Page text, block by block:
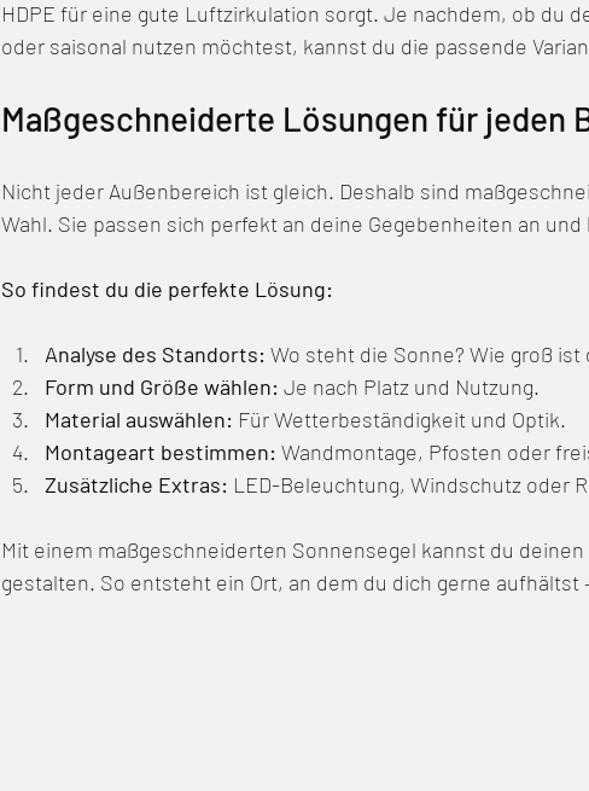
HDPE für eine gute Luftzirkulation sorgt. Je nachdem, ob du
oder saisonal nutzen möchtest, kannst du die passende
Maßgeschneiderte Lösungen für jeden
Nicht jeder Außenbereich ist gleich. Deshalb sind
Wahl. Sie passen sich perfekt an deine Gegebenheiten an
So findest du die perfekte Lösung:
Analyse des Standorts: Wo steht die Sonne? Wie groß
Form und Größe wählen: Je nach Platz und Nutzung.
Material auswählen: Für Wetterbeständigkeit und Optik.
Montageart bestimmen: Wandmontage, Pfosten oder
Zusätzliche Extras: LED-Beleuchtung, Windschutz oder
Mit einem maßgeschneiderten Sonnensegel kannst du
gestalten. So entsteht ein Ort, an dem du dich gerne aufhältst